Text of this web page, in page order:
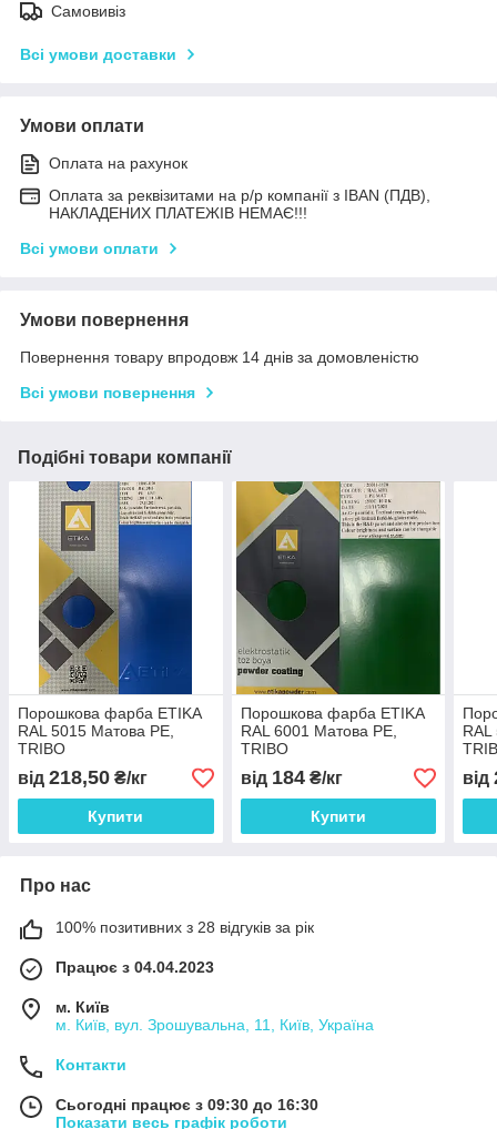
Самовивіз
Всі умови доставки
Умови оплати
Оплата на рахунок
Оплата за реквізитами на р/р компанії з IBAN (ПДВ),
НАКЛАДЕНИХ ПЛАТЕЖІВ НЕМАЄ!!!
Всі умови оплати
Умови повернення
Повернення товару впродовж 14 днів за домовленістю
Всі умови повернення
Подібні товари компанії
Порошкова фарба ETIKA
RAL 5015 Матова PE,
TRIBO
від 218,50 ₴/кг
Купити
Порошкова фарба ETIKA
RAL 6001 Матова PE,
TRIBO
від 184₴/кг
Купити
від
Про нас
100% позитивних з 28 відгуків за рік
Працює з 04.04.2023
м. Київ
м. Київ, вул. Зрошувальна, 11, Київ, Україна
Контакти
Сьогодні працює з 09:30 до 16:30
Показати весь графік роботи